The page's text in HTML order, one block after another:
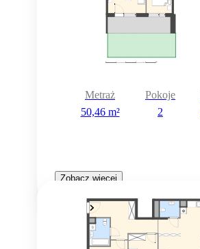
Metraż
50,46 m²
Pokoje
2
Zobacz więcej